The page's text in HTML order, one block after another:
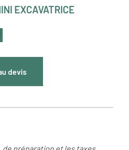
EXCAVATRICE
devis